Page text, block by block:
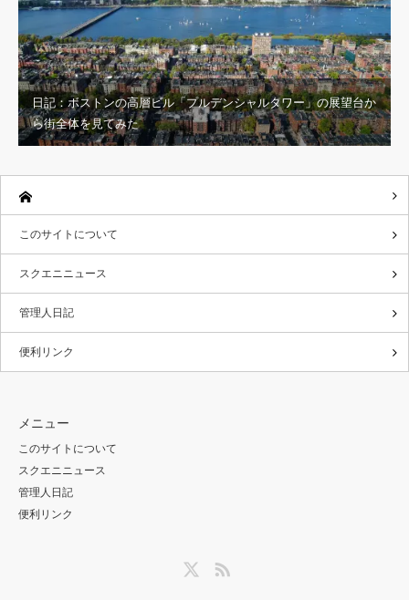
日記：ボストンの高層ビル「プルデンシャルタワー」の展望台か
ら街全体を見てみた
このサイトについて
スクエニニュース
管理人日記
便利リンク
メニュー
このサイトについて
スクエニニュース
管理人日記
便利リンク